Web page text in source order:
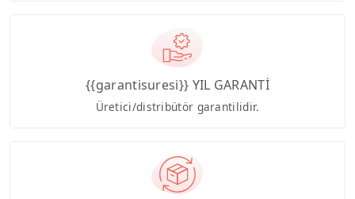
{{garantisuresi}} YIL GARANTİ
Üretici/distribütör garantilidir.